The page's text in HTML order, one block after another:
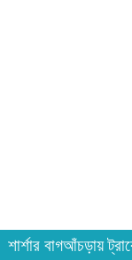
শার্শার বাগআঁচড়ায়